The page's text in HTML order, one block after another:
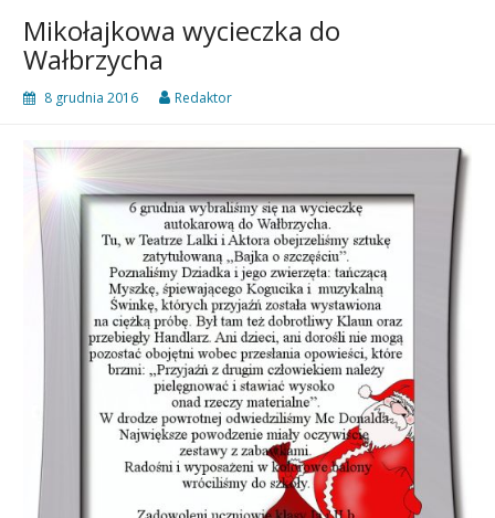
Mikołajkowa wycieczka do
Wałbrzycha
8 grudnia 2016 Redaktor